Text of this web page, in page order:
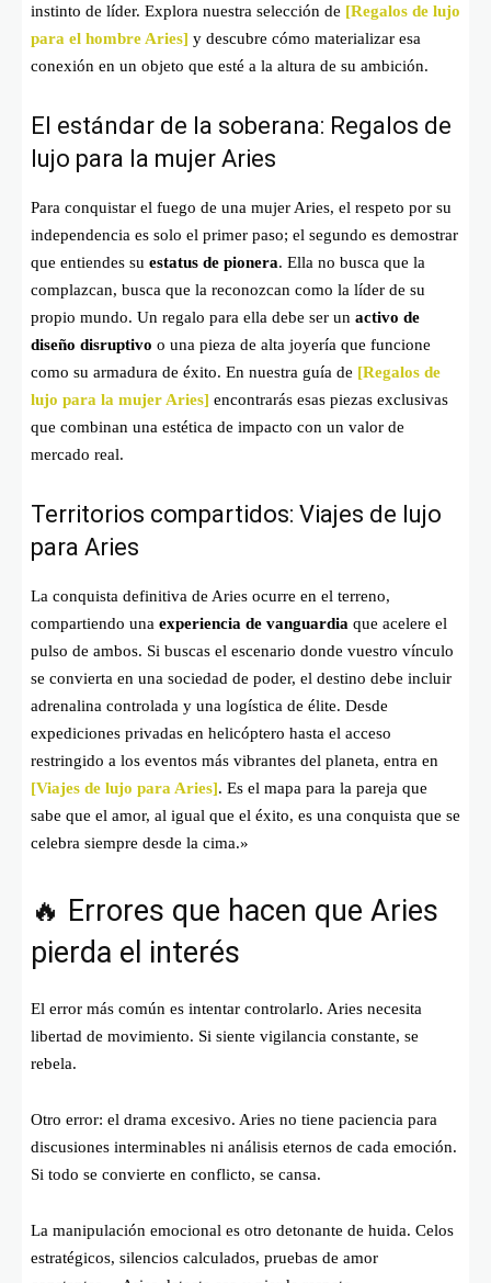
instinto de líder. Explora nuestra selección de [Regalos de lujo
para el hombre Aries] y descubre cómo materializar esa
conexión en un objeto que esté a la altura de su ambición.
El estándar de la soberana: Regalos de
lujo para la mujer Aries
Para conquistar el fuego de una mujer Aries, el respeto por su
independencia es solo el primer paso; el segundo es demostrar
que entiendes su estatus de pionera. Ella no busca que la
complazcan, busca que la reconozcan como la líder de su
propio mundo. Un regalo para ella debe ser un activo de
diseño disruptivo o una pieza de alta joyería que funcione
como su armadura de éxito. En nuestra guía de [Regalos de
lujo para la mujer Aries] encontrarás esas piezas exclusivas
que combinan una estética de impacto con un valor de
mercado real.
Territorios compartidos: Viajes de lujo
para Aries
La conquista definitiva de Aries ocurre en el terreno,
compartiendo una experiencia de vanguardia que acelere el
pulso de ambos. Si buscas el escenario donde vuestro vínculo
se convierta en una sociedad de poder, el destino debe incluir
adrenalina controlada y una logística de élite. Desde
expediciones privadas en helicóptero hasta el acceso
restringido a los eventos más vibrantes del planeta, entra en
[Viajes de lujo para Aries]. Es el mapa para la pareja que
sabe que el amor, al igual que el éxito, es una conquista que se
celebra siempre desde la cima.»
🔥 Errores que hacen que Aries
pierda el interés
El error más común es intentar controlarlo. Aries necesita
libertad de movimiento. Si siente vigilancia constante, se
rebela.
Otro error: el drama excesivo. Aries no tiene paciencia para
discusiones interminables ni análisis eternos de cada emoción.
Si todo se convierte en conflicto, se cansa.
La manipulación emocional es otro detonante de huida. Celos
estratégicos, silencios calculados, pruebas de amor